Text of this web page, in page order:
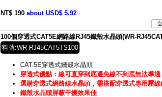
NT$ 190 about USD$ 5.92
100個穿透式CAT5E網路線RJ45鐵殼水晶頭(WR-
料號:WR-RJ45CAT5TS100
CAT.5E穿透式鐵殼水晶頭
穿透式優點：線可直穿到底避免線不到底無法導通
選購穿透式網路線水晶頭，需搭配穿透式專用壓線
鐵殼水晶頭屏蔽干擾效果佳